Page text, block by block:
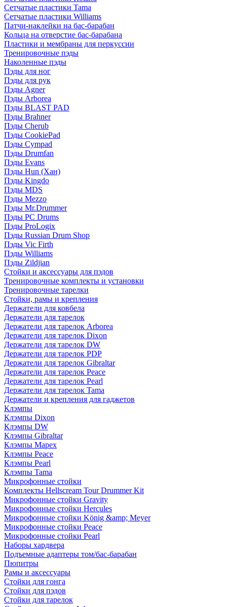
Сетчатые пластики Tama
Сетчатые пластики Williams
Патчи-наклейки на бас-барабан
Кольца на отверстие бас-барабана
Пластики и мембраны для перкуссии
Тренировочные пэды
Наколенные пэды
Пэды для ног
Пэды для рук
Пэды Agner
Пэды Arborea
Пэды BLAST PAD
Пэды Brahner
Пэды Cherub
Пэды CookiePad
Пэды Cympad
Пэды Drumfan
Пэды Evans
Пэды Hun (Хан)
Пэды Kingdo
Пэды MDS
Пэды Mezzo
Пэды Mr.Drummer
Пэды PC Drums
Пэды ProLogix
Пэды Russian Drum Shop
Пэды Vic Firth
Пэды Williams
Пэды Zildjian
Стойки и аксессуары для пэдов
Тренировочные комплекты и установки
Тренировочные тарелки
Стойки, рамы и крепления
Держатели для ковбела
Держатели для тарелок
Держатели для тарелок Arborea
Держатели для тарелок Dixon
Держатели для тарелок DW
Держатели для тарелок PDP
Держатели для тарелок Gibraltar
Держатели для тарелок Peace
Держатели для тарелок Pearl
Держатели для тарелок Tama
Держатели и крепления для гаджетов
Клэмпы
Клэмпы Dixon
Клэмпы DW
Клэмпы Gibraltar
Клэмпы Mapex
Клэмпы Peace
Клэмпы Pearl
Клэмпы Tama
Микрофонные стойки
Комплекты Hellscream Tour Drummer Kit
Микрофонные стойки Gravity
Микрофонные стойки Hercules
Микрофонные стойки König &amp; Meyer
Микрофонные стойки Peace
Микрофонные стойки Pearl
Наборы хардвера
Подъемные адаптеры том/бас-барабан
Пюпитры
Рамы и аксессуары
Стойки для гонга
Стойки для пэдов
Стойки для тарелок